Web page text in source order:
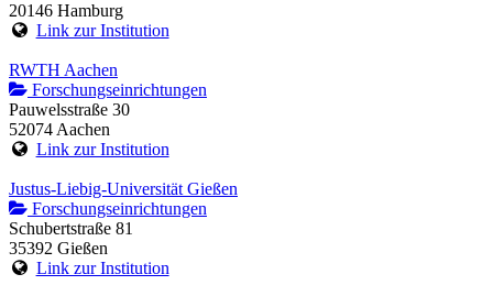
20146 Hamburg
Link zur Institution
RWTH Aachen
Forschungseinrichtungen
Pauwelsstraße 30
52074 Aachen
Link zur Institution
Justus-Liebig-Universität Gießen
Forschungseinrichtungen
Schubertstraße 81
35392 Gießen
Link zur Institution